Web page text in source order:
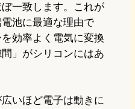
一致します。これが
池に最適な理由で
効率よく電気に変換
」がシリコンにはあ
いほど電子は動きに